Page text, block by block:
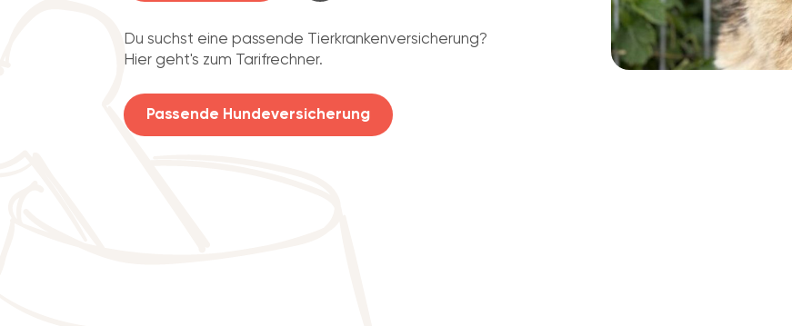
Du suchst eine passende Tierkrankenversicherung?
Hier geht's zum Tarifrechner.
Passende Hundeversicherung